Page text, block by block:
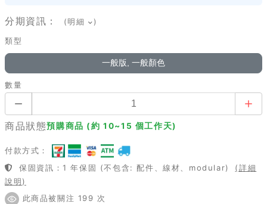
分期資訊： (明細 )
類型
一般版, 一般顏色
數量
商品狀態預購商品 (約 10~15 個工作天)
付款方式：
保固資訊：1 年保固 (不包含: 配件、線材、modular)
(詳細
說明)
此商品被關注 199 次